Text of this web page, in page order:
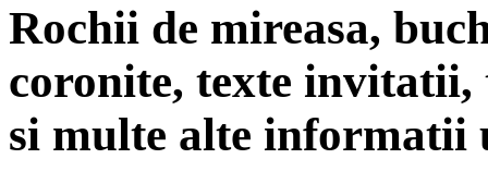
Rochii de mireasa,
coronite, texte
si multe alte informatii